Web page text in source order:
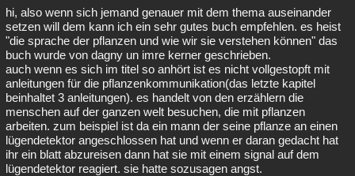
Astronomie Helpdesk Gruppen Gaming Filme
Musik Clash Verbesserungen Allmystery
Übersichten
Besucht Teilgenommen Alle Neue Geschlossen
Lesenswert Schlüsselwörter
hi, also wenn sich jemand genauer mit dem thema auseinander
setzen will dem kann ich ein sehr gutes buch empfehlen. es heist
"die sprache der pflanzen und wie wir sie verstehen können" das
buch wurde von dagny un imre kerner geschrieben.
auch wenn es sich im titel so anhört ist es nicht vollgestopft mit
anleitungen für die pflanzenkommunikation(das letzte kapitel
beinhaltet 3 anleitungen). es handelt von den erzählern die
menschen auf der ganzen welt besuchen, die mit pflanzen
arbeiten. zum beispiel ist da ein mann der seine pflanze an einen
lügendetektor angeschlossen hat und wenn er daran gedacht hat
ihr ein blatt abzureisen dann hat sie mit einem signal auf dem
lügendetektor reagiert. sie hatte sozusagen angst.